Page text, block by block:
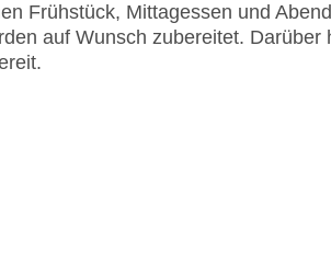
Frühstück, Mittagessen und
auf Wunsch zubereitet. Darüber